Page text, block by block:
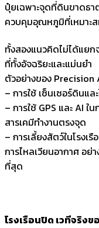
ปุ๋ยเฉพาะจุดที่ดินขาดธา
ควบคุมอุณหภูมิที่เหมาะ
ทั้งสองแนวคิดไม่ได้แยก
ที่ทั้งอัจฉริยะและแม่นยำ
ตัวอย่างของ
– การใช้ เซ็นเซอร์ดินแล
– การใช้ GPS และ AI
สารเคมีทำงานตรงจุด
– การเลี้ยงสัตว์ในโรง
การไหลเวียนอากาศ อย่
ที่สุด
โรงเรือนปิด เวทีจริง